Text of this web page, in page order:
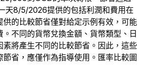
天8/5/2026提供的包括利潤和費用在
供的比較節省僅對給定示例有效，可能
不同的貨幣兌換金額、貨幣類型、日
素將產生不同的比較節省。因此，這些
省，應僅作為指導使用。匯率比較圖